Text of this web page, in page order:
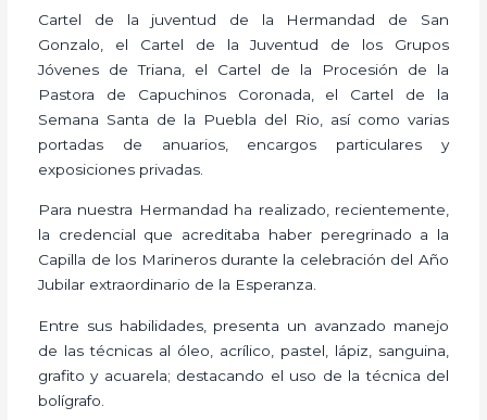
Cartel de la juventud de la Hermandad de San
Gonzalo, el Cartel de la Juventud de los Grupos
Jóvenes de Triana, el Cartel de la Procesión de la
Pastora de Capuchinos Coronada, el Cartel de la
Semana Santa de la Puebla del Rio, así como varias
portadas de anuarios, encargos particulares y
exposiciones privadas.
Para nuestra Hermandad ha realizado, recientemente,
la credencial que acreditaba haber peregrinado a la
Capilla de los Marineros durante la celebración del Año
Jubilar extraordinario de la Esperanza.
Entre sus habilidades, presenta un avanzado manejo
de las técnicas al óleo, acrílico, pastel, lápiz, sanguina,
grafito y acuarela; destacando el uso de la técnica del
bolígrafo.